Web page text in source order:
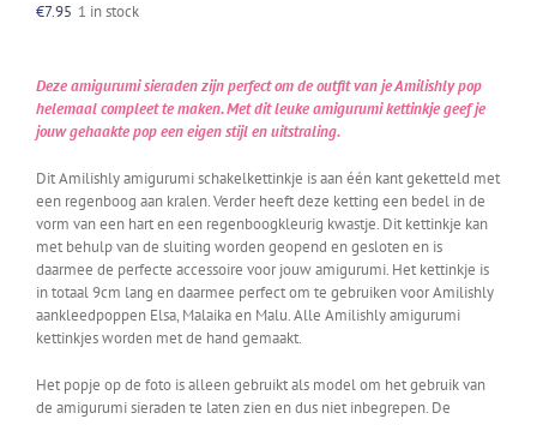
€7.95 1 in stock
Deze amigurumi sieraden zijn perfect om de outfit van je Amilishly pop
helemaal compleet te maken. Met dit leuke amigurumi kettinkje geef je
jouw gehaakte pop een eigen stijl en uitstraling.
Dit Amilishly amigurumi schakelkettinkje is aan één kant geketteld met
een regenboog aan kralen. Verder heeft deze ketting een bedel in de
vorm van een hart en een regenboogkleurig kwastje. Dit kettinkje kan
met behulp van de sluiting worden geopend en gesloten en is
daarmee de perfecte accessoire voor jouw amigurumi. Het kettinkje is
in totaal 9cm lang en daarmee perfect om te gebruiken voor Amilishly
aankleedpoppen Elsa, Malaika en Malu. Alle Amilishly amigurumi
kettinkjes worden met de hand gemaakt.
Het popje op de foto is alleen gebruikt als model om het gebruik van
de amigurumi sieraden te laten zien en dus niet inbegrepen. De